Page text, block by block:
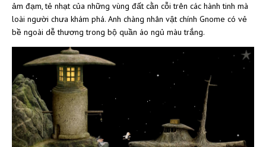
ảm đạm, tẻ nhạt của những vùng đất cằn cỗi trên các hành tinh mà
loài người chưa khám phá. Anh chàng nhân vật chính Gnome có vẻ
bề ngoài dễ thương trong bộ quần áo ngủ màu trắng.